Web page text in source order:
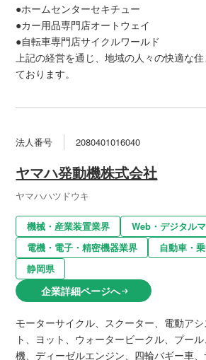
●ホームセンターセキチュー
●カー用品専門店オートウェイ
●自転車専門店サイクルワールド
上記の経営を通じ、地域の人々の快適な
ております。
法人番号 2080401016040
ヤマハ発動機株式会社
ヤマハハツドウキ
機械・産業装置業界
Web・デジタル
電機・電子・精密機器業界
自動車・
静岡県
企業詳細ページへarrow_right_alt
モーターサイクル、スクーター、電動ア
ト、ヨット、ウォータービークル、プー
機、ディーゼルエンジン、四輪バギー車